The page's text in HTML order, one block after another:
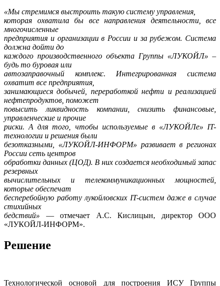
«Мы стремимся выстроить такую систему управления,
которая охватила бы все направления деятельности, все
многочисленные
предприятия и организации в России и за рубежом. Система
должна дойти до
каждого производственного объекта Группы «ЛУКОЙЛ» –
будь то буровая или
автозаправочный комплекс. Интегрированная система
охватит все предприятия,
занимающиеся добычей, переработкой нефти и реализацией
нефтепродуктов, поможет
повысить ликвидность компании, снизить финансовые,
управленческие и прочие
риски. А для того, чтобы используемые в «ЛУКОЙЛе» IT-
технологии и решения были
безотказными, «ЛУКОЙЛ-ИНФОРМ» развивает в регионах
России сеть центров
обработки данных (ЦОД). В них создается необходимый запас
резервных
вычислительных и телекоммуникационных мощностей,
которые обеспечат
бесперебойную работу лукойловских IT-систем даже в случае
стихийных
бедствий» — отмечает А.С. Кислицын, директор ООО
«ЛУКОЙЛ-ИНФОРМ».
Решение
Технологической основой для построения ИСУ Группы